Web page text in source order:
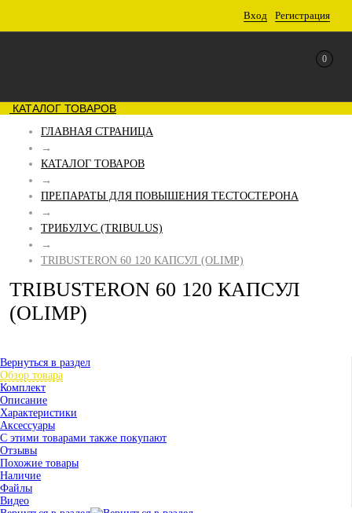
Вход Регистрация
0
КАТАЛОГ ТОВАРОВ
ГЛАВНАЯ СТРАНИЦА
→
КАТАЛОГ ТОВАРОВ
→
ПРЕПАРАТЫ ДЛЯ ПОВЫШЕНИЯ ТЕСТОСТЕРОНА
→
ТРИБУЛУС (TRIBULUS)
→
TRIBUSTERON 60 120 КАПСУЛ (OLIMP)
TRIBUSTERON 60 120 КАПСУЛ
(OLIMP)
Вернуться в раздел
Обзор товара
Комплект
Описание
Характеристики
Аксессуары
С этими товарами также покупают
Отзывы
Похожие товары
Наличие
Файлы
Видео